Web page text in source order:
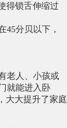
得锁舌伸缩过
45分贝以下，
老人、小孩或
就能进入卧
大大提升了家庭